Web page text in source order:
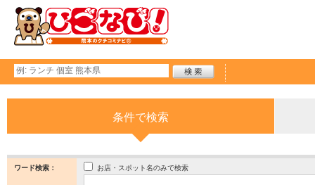
条件で検索
ワード検索： お店・スポット名のみで検索